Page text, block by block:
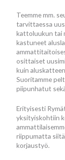
Teemme mm.
tarvittaessa
kattoluukun tai
kastuneet
osittaiset
kuin
Suoritamme
piipunhatut
Erityisesti
yksityiskohtiin
riippumatta
korjaustyö.